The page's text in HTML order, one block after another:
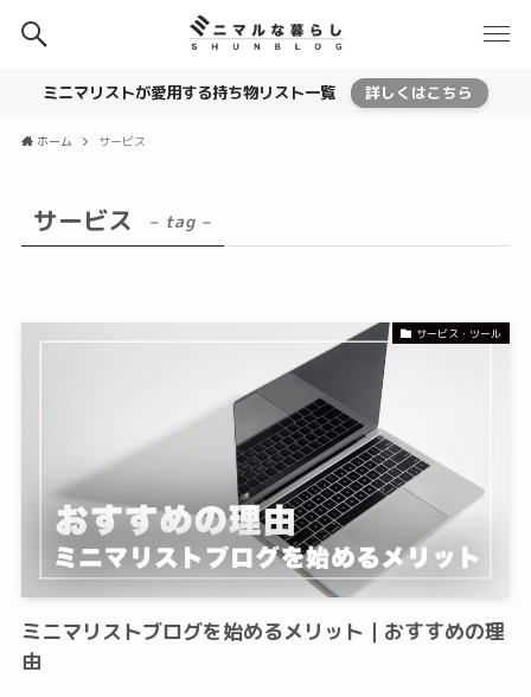
ミニマリストが愛用する持ち物リスト一覧 詳しくはこちら
ホーム サービス
サービス – tag –
サービス・ツール
ミニマリストブログを始めるメリット｜おすすめの理
由